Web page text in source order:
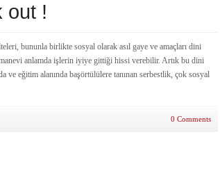
out !
bununla birlikte sosyal olarak asıl gaye ve amaçları dini
anlamda işlerin iyiye gittiği hissi verebilir. Artık bu dini
ve eğitim alanında başörtülülere tanınan serbestlik, çok sosyal
0 Comments